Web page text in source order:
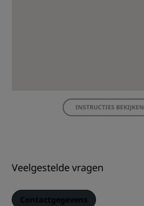
INSTRUCTIES BEKIJKEN
Veelgestelde vragen
Contactgegevens